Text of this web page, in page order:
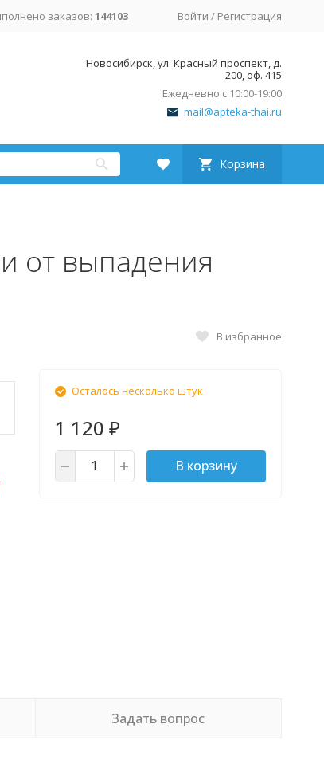
заказов: 144103 Войти / Регистрация
Новосибирск, ул. Красный проспект, д.
200, оф. 415
Ежедневно с 10:00-19:00
mail@apteka-thai.ru
Корзина
от выпадения
В избранное
Осталось несколько штук
1 120 ₽
В корзину
Задать вопрос